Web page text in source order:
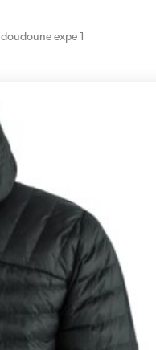
doudoune expe 1